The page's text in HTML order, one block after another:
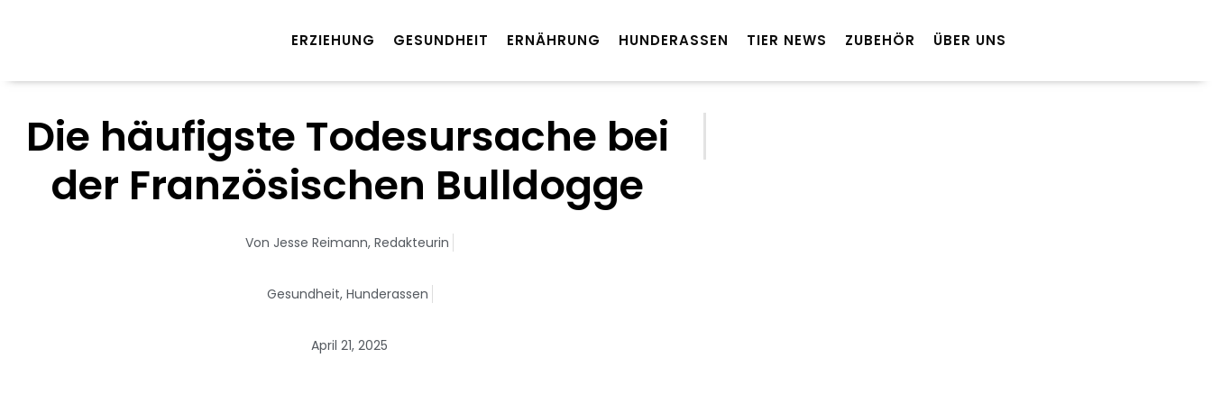
ERZIEHUNG GESUNDHEIT ERNÄHRUNG HUNDERASSEN TIER NEWS ZUBEHÖR ÜBER UNS
Die häufigste Todesursache bei
der Französischen Bulldogge
Von Jesse Reimann, Redakteurin
Gesundheit, Hunderassen
April 21, 2025